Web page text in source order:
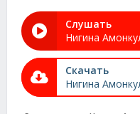
Слушать
Нигина
Скачать
Нигина